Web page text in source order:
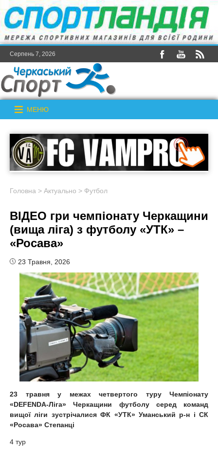
Серпень 7, 2026
МЕНЮ
Головна > Актуально > Футбол
ВІДЕО гри чемпіонату Черкащини
(вища ліга) з футболу «УТК» –
«Росава»
23 Травня, 2026
23 травня у межах четвертого туру Чемпіонату
«DEFENDA-Ліга» Черкащини футболу серед команд
вищої ліги зустрічалися ФК «УТК» Уманський р-н і СК
«Росава» Степанці
4 тур